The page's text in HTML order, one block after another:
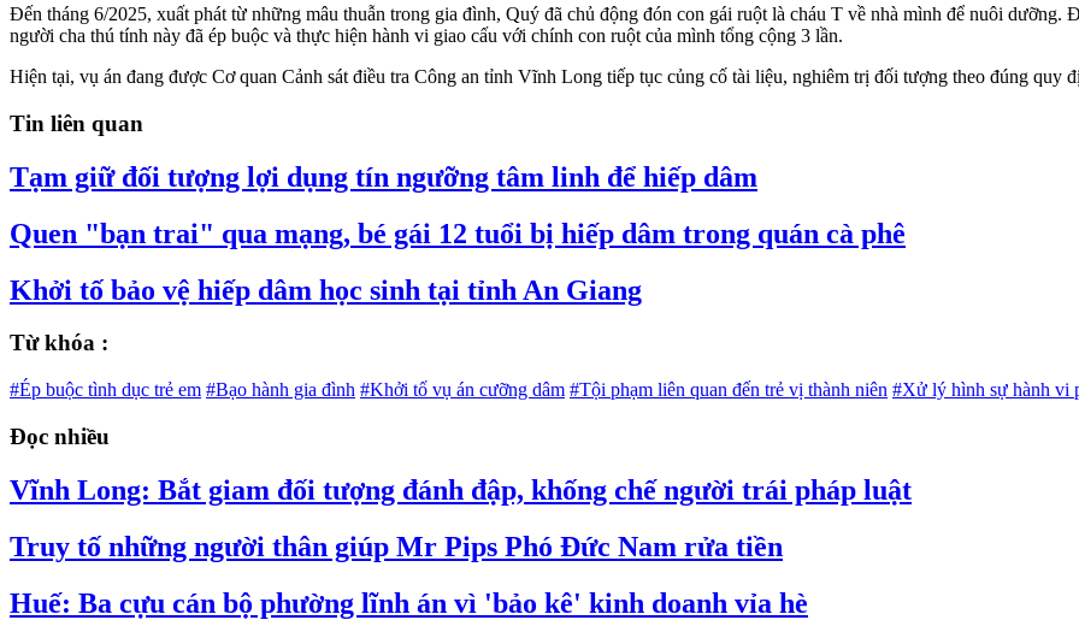
Đến tháng 6/2025, xuất phát từ những mâu thuẫn trong gia đình, Quý đã chủ động đón con gái ruột là cháu T về nhà mình để nuôi dưỡng.
người cha thú tính này đã ép buộc và thực hiện hành vi giao cấu với chính con ruột của mình tổng cộng 3 lần.
Hiện tại, vụ án đang được Cơ quan Cảnh sát điều tra Công an tỉnh Vĩnh Long tiếp tục củng cố tài liệu, nghiêm trị đối tượng theo đúng quy
Tin liên quan
Tạm giữ đối tượng lợi dụng tín ngưỡng tâm linh để hiếp dâm
Quen "bạn trai" qua mạng, bé gái 12 tuổi bị hiếp dâm trong quán cà phê
Khởi tố bảo vệ hiếp dâm học sinh tại tỉnh An Giang
Từ khóa :
#Ép buộc tình dục trẻ em #Bạo hành gia đình #Khởi tố vụ án cưỡng dâm #Tội phạm liên quan đến trẻ vị thành niên #Xử lý hình sự hành vi
Đọc nhiều
Vĩnh Long: Bắt giam đối tượng đánh đập, khống chế người trái pháp luật
Truy tố những người thân giúp Mr Pips Phó Đức Nam rửa tiền
Huế: Ba cựu cán bộ phường lĩnh án vì 'bảo kê' kinh doanh vỉa hè